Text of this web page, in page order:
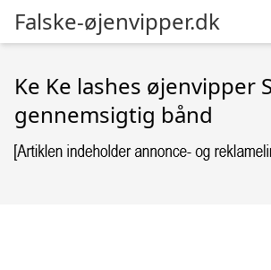
Falske-øjenvipper.dk
Ke Ke lashes øjenvipper
gennemsigtig bånd